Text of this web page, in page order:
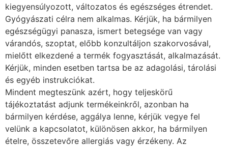
kiegyensúlyozott, változatos és egészséges étrendet.
Gyógyászati célra nem alkalmas. Kérjük, ha bármilyen
egészségügyi panasza, ismert betegsége van vagy
várandós, szoptat, előbb konzultáljon szakorvosával,
mielőtt elkezdené a termék fogyasztását, alkalmazását.
Kérjük, minden esetben tartsa be az adagolási, tárolási
és egyéb instrukciókat.
Mindent megteszünk azért, hogy teljeskörű
tájékoztatást adjunk termékeinkről, azonban ha
bármilyen kérdése, aggálya lenne, kérjük vegye fel
velünk a kapcsolatot, különösen akkor, ha bármilyen
ételre, összetevőre allergiás vagy érzékeny. Az